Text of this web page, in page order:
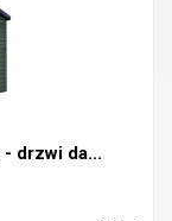
drzwi da...